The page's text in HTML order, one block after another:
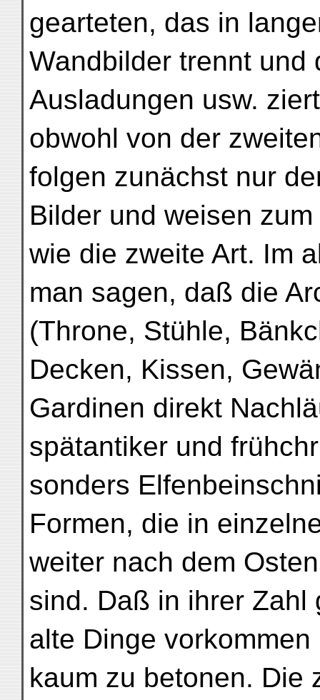
gearteten, das in
Wandbilder trennt und
Ausladungen usw.
obwohl von der
folgen zunächst nur
Bilder und weisen
wie die zweite Art. Im
man sagen, daß die
(Throne, Stühle,
Decken, Kissen,
Gardinen direkt
spätantiker und
sonders
Formen, die in
weiter nach dem
sind. Daß in ihrer Zahl
alte Dinge
kaum zu betonen. Die